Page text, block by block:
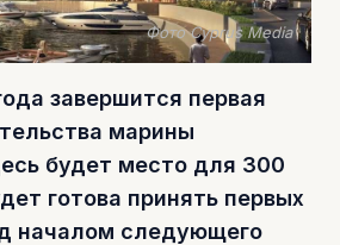
Фото Cyprus Media
завершится первая
марины
будет место для 300
готова принять первых
началом следующего